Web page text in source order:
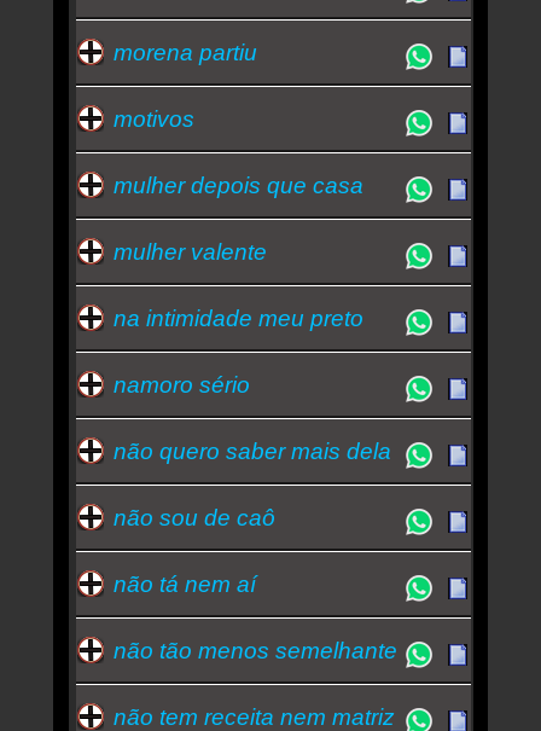
morena partiu
motivos
mulher depois que casa
mulher valente
na intimidade meu preto
namoro sério
não quero saber mais dela
não sou de caô
não tá nem aí
não tão menos semelhante
não tem receita nem matriz